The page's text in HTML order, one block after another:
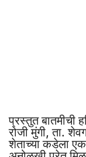
प्रस्तुत
रोजी मुंगी, ता.
शेताच्या कडेला